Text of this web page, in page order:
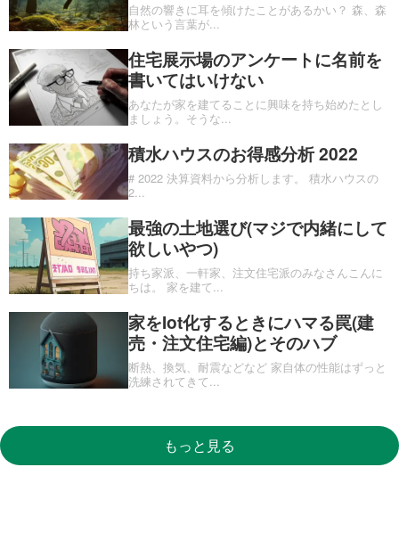
自然の響きに耳を傾けたことがあるかい？ 森、森
林という言葉が...
住宅展示場のアンケートに名前を
書いてはいけない
あなたが家を建てることに興味を持ち始めたとし
ましょう。そうな...
積水ハウスのお得感分析 2022
# 2022 決算資料から分析します。 積水ハウスの
2...
最強の土地選び(マジで内緒にして
欲しいやつ)
持ち家派、一軒家、注文住宅派のみなさんこんに
ちは。 家を建て...
家をIot化するときにハマる罠(建
売・注文住宅編)とそのハブ
断熱、換気、耐震などなど 家自体の性能はずっと
洗練されてきて...
もっと見る